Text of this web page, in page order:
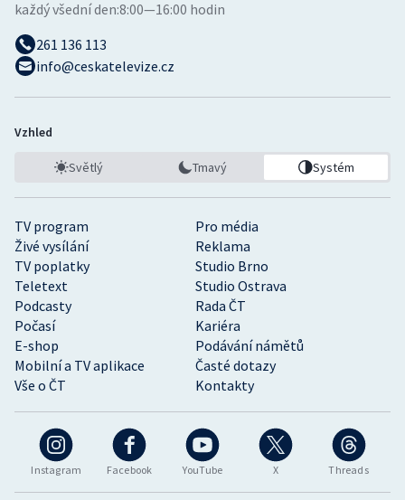
Instagram Facebook YouTube X Threads
TV program
Pro média
Živé vysílání
Reklama
TV poplatky
Studio Brno
Teletext
Studio Ostrava
Podcasty
Rada ČT
Počasí
Kariéra
E-shop
Podávání námětů
Mobilní a TV aplikace
Časté dotazy
Vše o ČT
Kontakty
každý všední den:8:00—16:00 hodin
261 136 113
info@ceskatelevize.cz
Vzhled
Světlý Tmavý Systém